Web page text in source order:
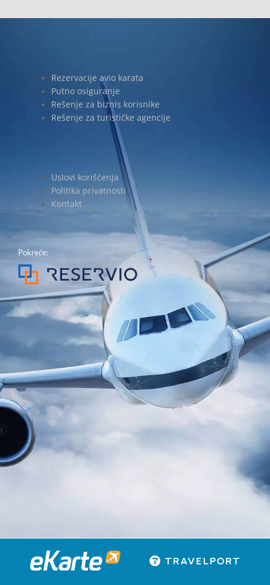
Rezervacije avio karata
Putno osiguranje
Rešenje za biznis korisnike
Rešenje za turističke agencije
Uslovi korišćenja
Politika privatnosti
Kontakt
Pokreće: